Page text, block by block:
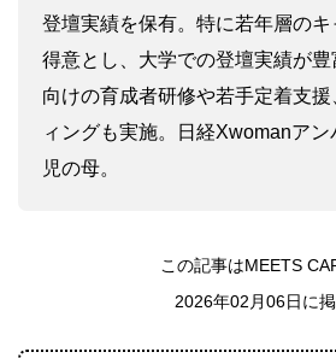
登壇実績を保有。特に若年層の
得意とし、大学での登壇実績が
向けの育成者研修や若手定着支
ィングも実施。日経Xwomanア
児の母。
この記事はMEETS
2026年02月06日に